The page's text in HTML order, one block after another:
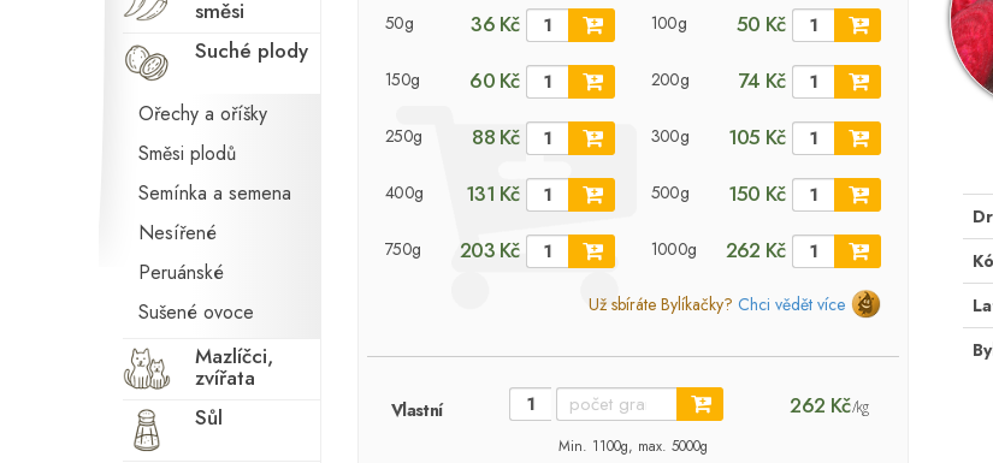
směsi
Suché plody
Ořechy a oříšky
Směsi plodů
Semínka a semena
Nesířené
Peruánské
Sušené ovoce
Mazlíčci,
zvířata
Sůl
50g 36 Kč 100g 50 Kč
150g 60 Kč 200g 74 Kč
250g 88 Kč 300g 105 Kč
400g 131 Kč 500g 150 Kč
750g 203 Kč 1000g 262 Kč
Už sbíráte Bylíkačky? Chci vědět více
Vlastní 262 Kč/kg
Min. 1100g, max. 5000g